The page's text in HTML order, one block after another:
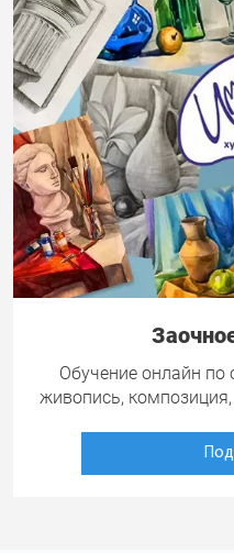
Обучение онлайн
живопись, композиция,